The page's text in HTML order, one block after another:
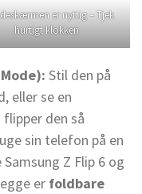
er nyttig – Tjek
hurtigt klokken
Stil den på
eller se en
flipper den så
sin telefon på en
Z Flip 6 og
er foldbare